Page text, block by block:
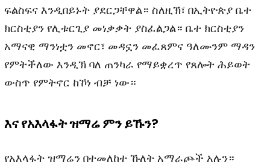
ፍልስፍና እንዲበይኑት ያደርጋቸዋል። ስለዚኽ፣ በኢትዮጵያ ቤተ
ክርስቲያን የሊቱርጊያ መነቃቃት ያስፈልጋል። ቤተ ክርስቲያን
አማናዊ ማንነቷን መኖር፣ መዳኗን መፈጸምና ዓለሙንም ማዳን
የምትችለው እንዲኽ ባለ ጠንካራ የማይቋረጥ የጸሎት ሕይወት
ውስጥ የምትኖር ከኾነ ብቻ ነው።
እናየአእላፋትዝማሬምንይኹን?
የአእላፋት ዝማሬን በተመለከተ ኹለት አማራጮች አሉን።